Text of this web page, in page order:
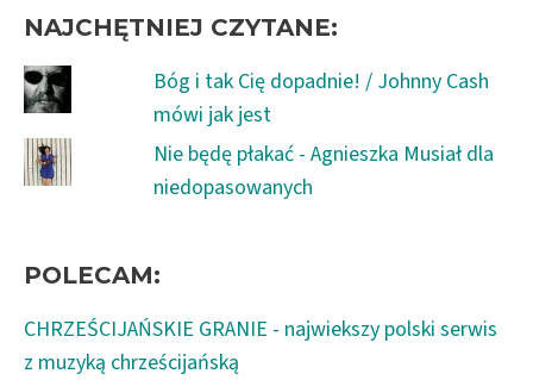
NAJCHĘTNIEJ CZYTANE:
Bóg i tak Cię dopadnie! / Johnny Cash
mówi jak jest
Nie będę płakać - Agnieszka Musiał dla
niedopasowanych
POLECAM:
CHRZEŚCIJAŃSKIE GRANIE - najwiekszy polski serwis
z muzyką chrześcijańską